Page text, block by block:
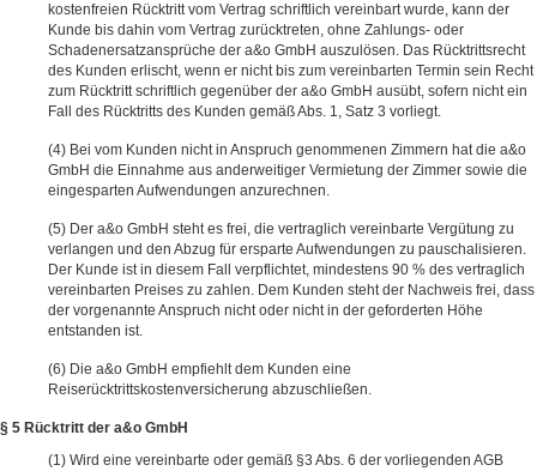
kostenfreien Rücktritt vom Vertrag schriftlich vereinbart wurde, kann der
Kunde bis dahin vom Vertrag zurücktreten, ohne Zahlungs- oder
Schadenersatzansprüche der a&o GmbH auszulösen. Das Rücktrittsrecht
des Kunden erlischt, wenn er nicht bis zum vereinbarten Termin sein Recht
zum Rücktritt schriftlich gegenüber der a&o GmbH ausübt, sofern nicht ein
Fall des Rücktritts des Kunden gemäß Abs. 1, Satz 3 vorliegt.
Bei vom Kunden nicht in Anspruch genommenen Zimmern hat die a&o
GmbH die Einnahme aus anderweitiger Vermietung der Zimmer sowie die
eingesparten Aufwendungen anzurechnen.
Der a&o GmbH steht es frei, die vertraglich vereinbarte Vergütung zu
verlangen und den Abzug für ersparte Aufwendungen zu pauschalisieren.
Der Kunde ist in diesem Fall verpflichtet, mindestens 90 % des vertraglich
vereinbarten Preises zu zahlen. Dem Kunden steht der Nachweis frei, dass
der vorgenannte Anspruch nicht oder nicht in der geforderten Höhe
entstanden ist.
Die a&o GmbH empfiehlt dem Kunden eine
Reiserücktrittskostenversicherung abzuschließen.
§ 5 Rücktritt der a&o GmbH
Wird eine vereinbarte oder gemäß §3 Abs. 6 der vorliegenden AGB